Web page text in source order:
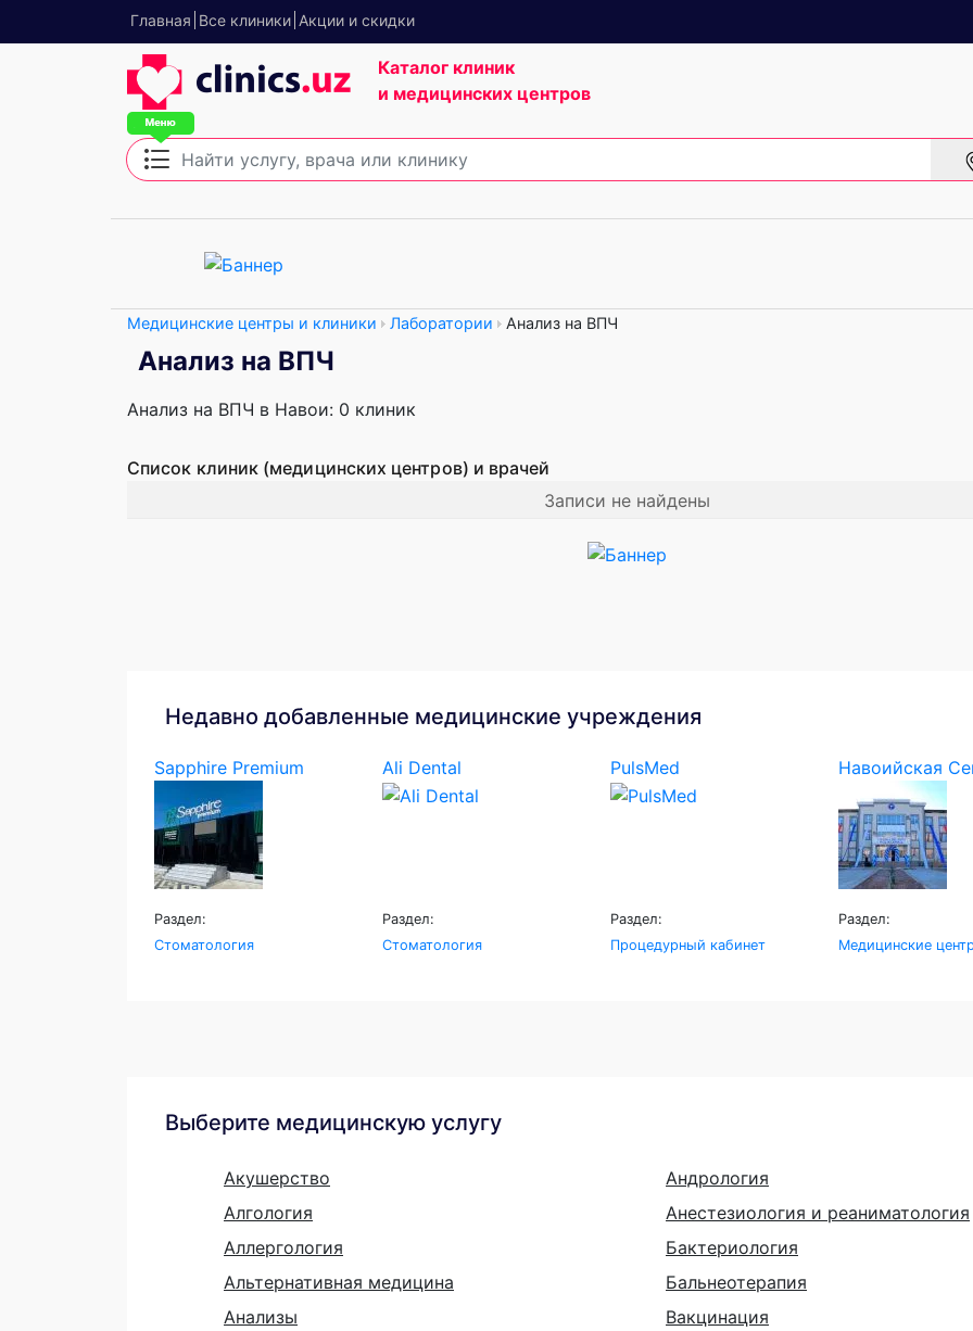
Главная Все клиники Акции и скидки
Каталог клиник
и медицинских центров
Медицинские центры и клиники Лаборатории Анализ на ВПЧ
Анализ на ВПЧ
Анализ на ВПЧ в Навои: 0 клиник
Список клиник (медицинских центров) и врачей
Записи не найдены
Недавно добавленные медицинские учреждения
Sapphire Premium
Раздел:
Стоматология
Ali Dental
Раздел:
Стоматология
PulsMed
Раздел:
Процедурный кабинет
Навоийская
Раздел:
Медицинские
Выберите медицинскую услугу
Акушерство
Алгология
Аллергология
Альтернативная медицина
Анализы
Андрология
Анестезиология и реаниматология
Бактериология
Бальнеотерапия
Вакцинация